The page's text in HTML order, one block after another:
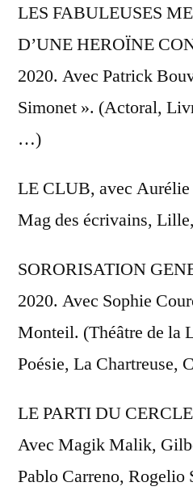
LES FABULEUSES
D’UNE HEROÏNE
2020. Avec Patrick
Simonet ». (Actoral,
…)
LE CLUB, avec
Mag des écrivains,
SORORISATION
2020. Avec Sophie
Monteil. (Théâtre de la
Poésie, La Chartreuse,
LE PARTI DU
Avec Magik Malik,
Pablo Carreno,